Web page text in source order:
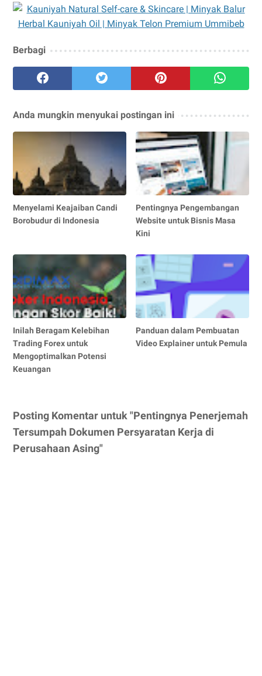
Berbagi
Anda mungkin menyukai postingan ini
Menyelami Keajaiban Candi
Borobudur di Indonesia
Pentingnya Pengembangan
Website untuk Bisnis Masa
Kini
Inilah Beragam Kelebihan
Trading Forex untuk
Mengoptimalkan Potensi
Keuangan
Panduan dalam Pembuatan
Video Explainer untuk Pemula
Posting Komentar untuk "Pentingnya Penerjemah
Tersumpah Dokumen Persyaratan Kerja di
Perusahaan Asing"